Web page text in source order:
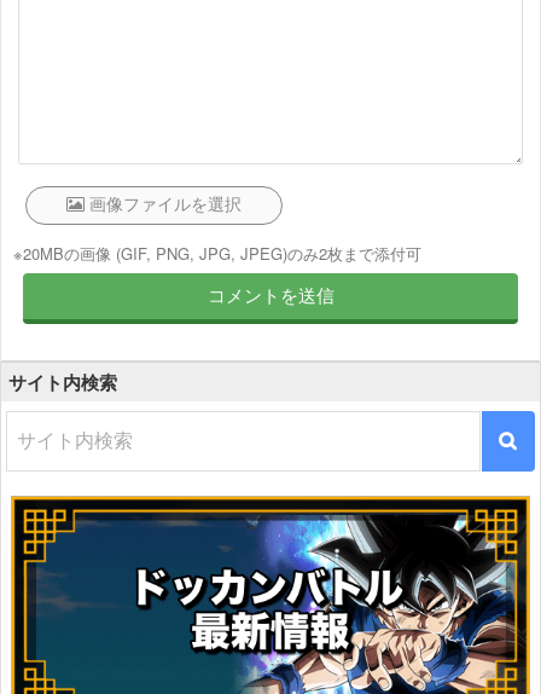
※20MBの画像 (GIF, PNG, JPG, JPEG)のみ2枚まで添付可
サイト内検索